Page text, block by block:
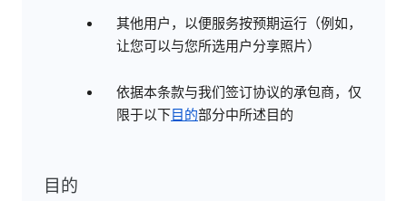
其他用户，以便服务按预期运行（例如，
让您可以与您所选用户分享照片）
依据本条款与我们签订协议的承包商，仅
限于以下目的部分中所述目的
目的